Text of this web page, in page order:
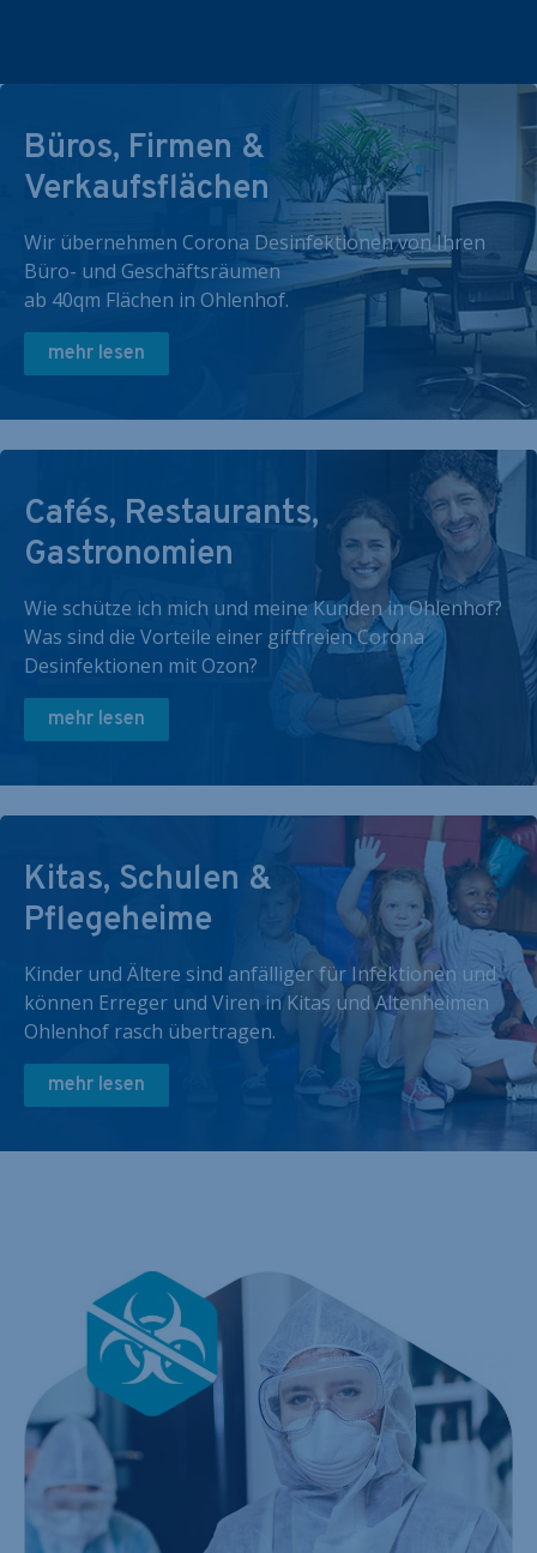
Büros, Firmen &
Verkaufsflächen
Wir übernehmen Corona Desinfektionen von Ihren
Büro- und Geschäftsräumen
ab 40qm Flächen in Ohlenhof.
mehr lesen
Cafés, Restaurants,
Gastronomien
Wie schütze ich mich und meine Kunden in Ohlenhof?
Was sind die Vorteile einer giftfreien Corona
Desinfektionen mit Ozon?
mehr lesen
Kitas, Schulen &
Pflegeheime
Kinder und Ältere sind anfälliger für Infektionen und
können Erreger und Viren in Kitas und Altenheimen
Ohlenhof rasch übertragen.
mehr lesen